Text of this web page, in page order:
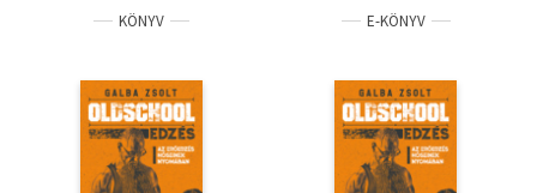
KÖNYV E-KÖNYV